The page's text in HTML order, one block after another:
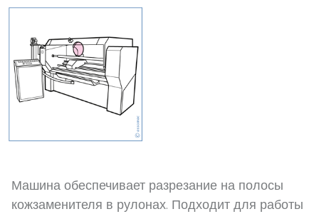
Машина обеспечивает разрезание на полосы
кожзаменителя в рулонах. Подходит для работы